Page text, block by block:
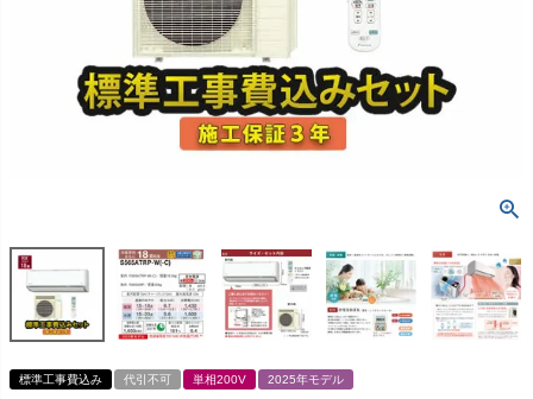
標準工事費込み 代引不可 単相200V 2025年モデル